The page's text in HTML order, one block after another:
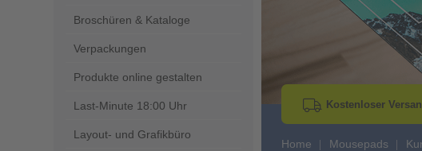
Broschüren & Kataloge
Verpackungen
Produkte online gestalten
Last-Minute 18:00 Uhr
Layout- und Grafikbüro
Kostenloser
Home Mousepads